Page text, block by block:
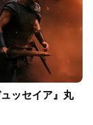
ッセイア』丸